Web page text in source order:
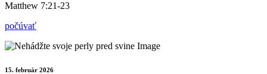
Matthew 7:21-23
počúvať
15. február 2026